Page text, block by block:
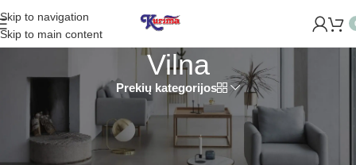
Skip to navigation
Skip to main content
NAUJĄ PARDUOTUVĘ ŽVĖRYNE (SĖLIŲ G. 29
Vilna
Prekių kategorijos
Jums siūlomos minkštos, lengvos, nesunkiai prižiūrimos, subtilių
spalvų vilnonės antklodės ir pagalvės puikiai išlaiko savo formą, ir
svarbiausia, dėl savo išskirtinės kokybės ilgai tarnauja. Aukštos
kokybės vilnonės antklodės ir pagalvės puikiai tiks Jūsų patogiam